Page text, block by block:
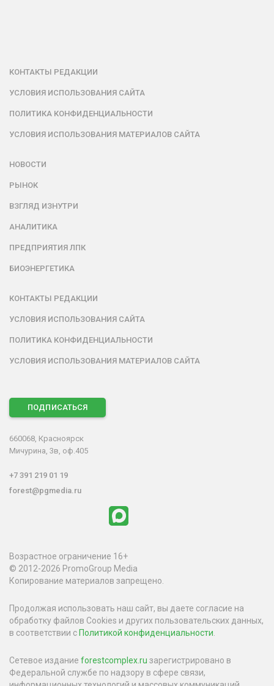
КОНТАКТЫ РЕДАКЦИИ
УСЛОВИЯ ИСПОЛЬЗОВАНИЯ САЙТА
ПОЛИТИКА КОНФИДЕНЦИАЛЬНОСТИ
УСЛОВИЯ ИСПОЛЬЗОВАНИЯ МАТЕРИАЛОВ САЙТА
НОВОСТИ
РЫНОК
ВЗГЛЯД ИЗНУТРИ
АНАЛИТИКА
ПРЕДПРИЯТИЯ ЛПК
БИОЭНЕРГЕТИКА
КОНТАКТЫ РЕДАКЦИИ
УСЛОВИЯ ИСПОЛЬЗОВАНИЯ САЙТА
ПОЛИТИКА КОНФИДЕНЦИАЛЬНОСТИ
УСЛОВИЯ ИСПОЛЬЗОВАНИЯ МАТЕРИАЛОВ САЙТА
ПОДПИСАТЬСЯ
660068, Красноярск
Мичурина, 3в, оф.405
+7 391 219 01 19
forest@pgmedia.ru
Возрастное ограничение 16+
© 2012-2026 PromoGroup Media
Копирование материалов запрещено.
Продолжая использовать наш сайт, вы даете согласие на
обработку файлов Cookies и других пользовательских данных,
в соответствии с Политикой конфиденциальности
Сетевое издание forestcomplex.ru зарегистрировано в
Федеральной службе по надзору в сфере связи,